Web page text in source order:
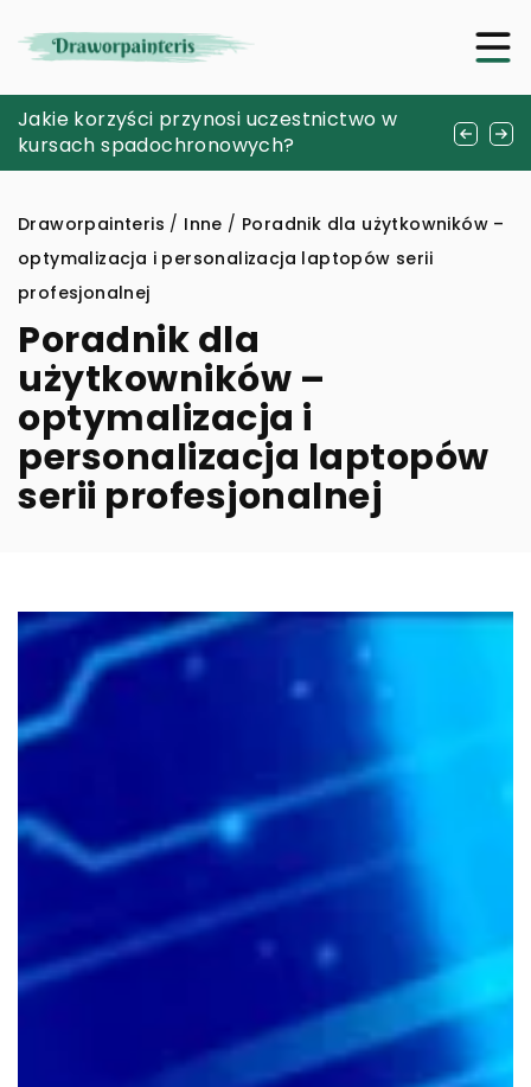
Korzystanie z probówek typu Falcon: klucz
do precyzyjnych badań naukowych
Jakie korzyści przynosi uczestnictwo w
kursach spadochronowych?
Zanurzenie w świecie akwarystyki: krok po
kroku do własnego podwodnego królestwa
Draworpainteris / Inne / Poradnik dla użytkowników –
optymalizacja i personalizacja laptopów serii
profesjonalnej
Poradnik dla
użytkowników –
optymalizacja i
personalizacja laptopów
serii profesjonalnej